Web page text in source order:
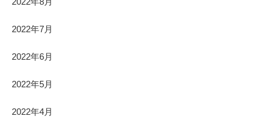
2022年7月
2022年6月
2022年5月
2022年4月